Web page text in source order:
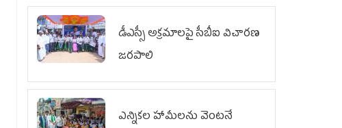
డీఎస్సీ అక్రమాలపై సీబీఐ విచారణ
జరపాలి
ఎన్నికల హామీలను వెంటనే